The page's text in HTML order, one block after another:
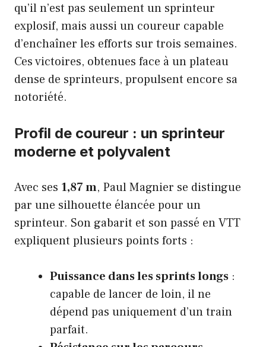
qu’il n’est pas seulement un sprinteur
explosif, mais aussi un coureur capable
d’enchaîner les efforts sur trois semaines.
Ces victoires, obtenues face à un plateau
dense de sprinteurs, propulsent encore sa
notoriété.
Profil de coureur : un sprinteur
moderne et polyvalent
Avec ses 1,87 m, Paul Magnier se distingue
par une silhouette élancée pour un
sprinteur. Son gabarit et son passé en VTT
expliquent plusieurs points forts :
Puissance dans les sprints longs :
capable de lancer de loin, il ne
dépend pas uniquement d’un train
parfait.